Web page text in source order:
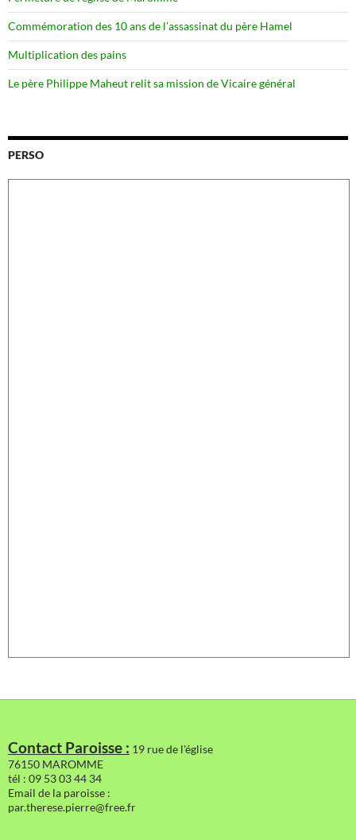
Commémoration des 10 ans de l’assassinat du père Hamel
Multiplication des pains
Le père Philippe Maheut relit sa mission de Vicaire général
PERSO
Contact Paroisse : 19 rue de l'église
76150 MAROMME
tél : 09 53 03 44 34
Email de la paroisse :
par.therese.pierre@free.fr